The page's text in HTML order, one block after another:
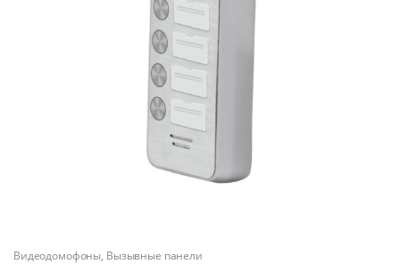
Видеодомофоны, Вызывные панели